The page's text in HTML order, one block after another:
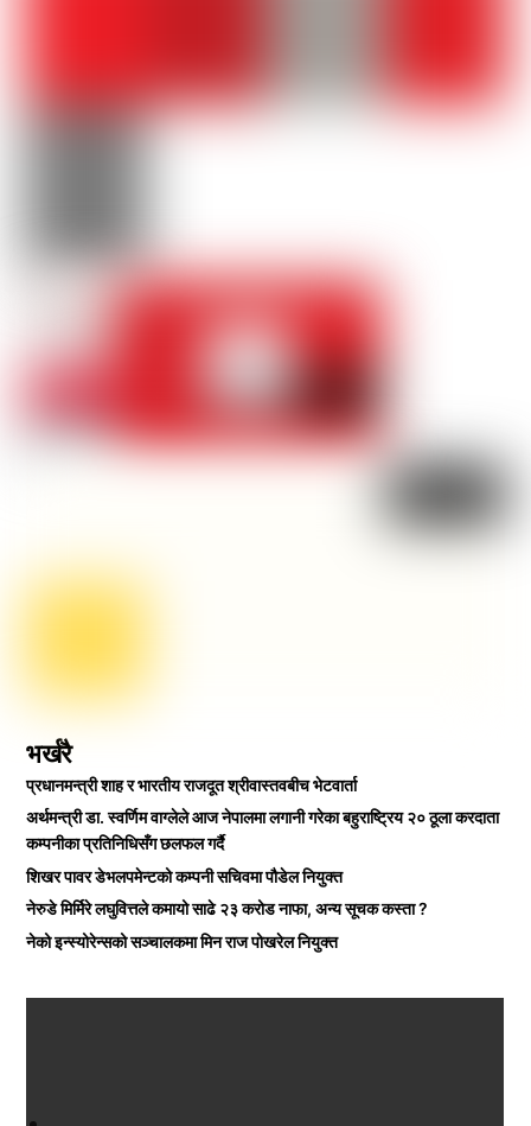
भर्खरै
प्रधानमन्त्री शाह र भारतीय राजदूत श्रीवास्तवबीच भेटवार्ता
अर्थमन्त्री डा. स्वर्णिम वाग्लेले आज नेपालमा लगानी गरेका बहुराष्ट्रिय २० ठूला करदाता
कम्पनीका प्रतिनिधिसँग छलफल गर्दै
शिखर पावर डेभलपमेन्टको कम्पनी सचिवमा पौडेल नियुक्त
नेरुडे मिर्मिरे लघुवित्तले कमायो साढे २३ करोड नाफा, अन्य सूचक कस्ता ?
नेको इन्स्योरेन्सको सञ्चालकमा मिन राज पोखरेल नियुक्त